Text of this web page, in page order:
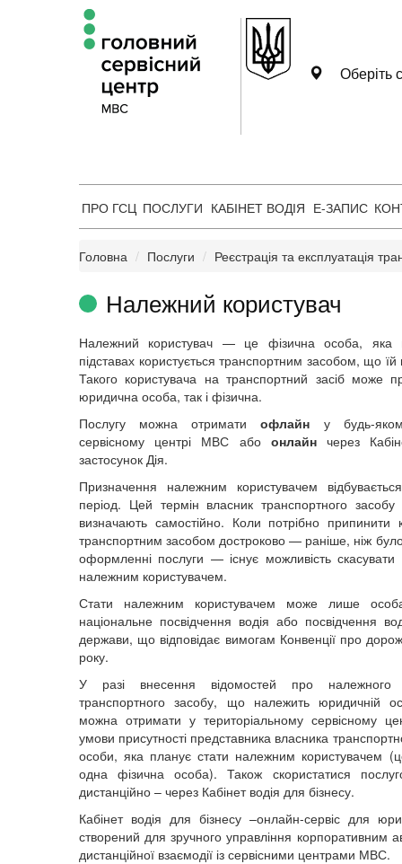
Оберіть
ПРО ГСЦ ПОСЛУГИ КАБІНЕТ ВОДІЯ Е-ЗАПИС
Головна Послуги Реєстрація та експлуатація
Належний користувач
Належний користувач — це фізична особа, яка
підставах користується транспортним засобом, що
Такого користувача на транспортний засіб може
юридична особа, так і фізична.
Послугу можна отриматиофлайн у будь-
сервісному центрі МВС або онлайнчерез
застосунок Дія.
Призначення належним користувачем
період. Цей термін власник транспортного засобу
визначають самостійно. Коли потрібно припинити
транспортним засобом достроково — раніше, ніж
оформленні послуги — існує можливість скасувати
належним користувачем.
Стати належним користувачем може лише
національне посвідчення водія або посвідчення
держави, що відповідає вимогам Конвенції про
року.
У разі внесення відомостей про належного
транспортного засобу, що належить юридичній
можна отримати у територіальному сервісному
умови присутності представника власника
особи, яка планує стати належним користувачем
одна фізична особа). Також скористатися
дистанційно – через Кабінет водія для бізнесу.
Кабінет водія для бізнесу –онлайн-сервіс для
створений для зручного управління корпоративним
дистанційної взаємодії із сервісними центрами МВС.